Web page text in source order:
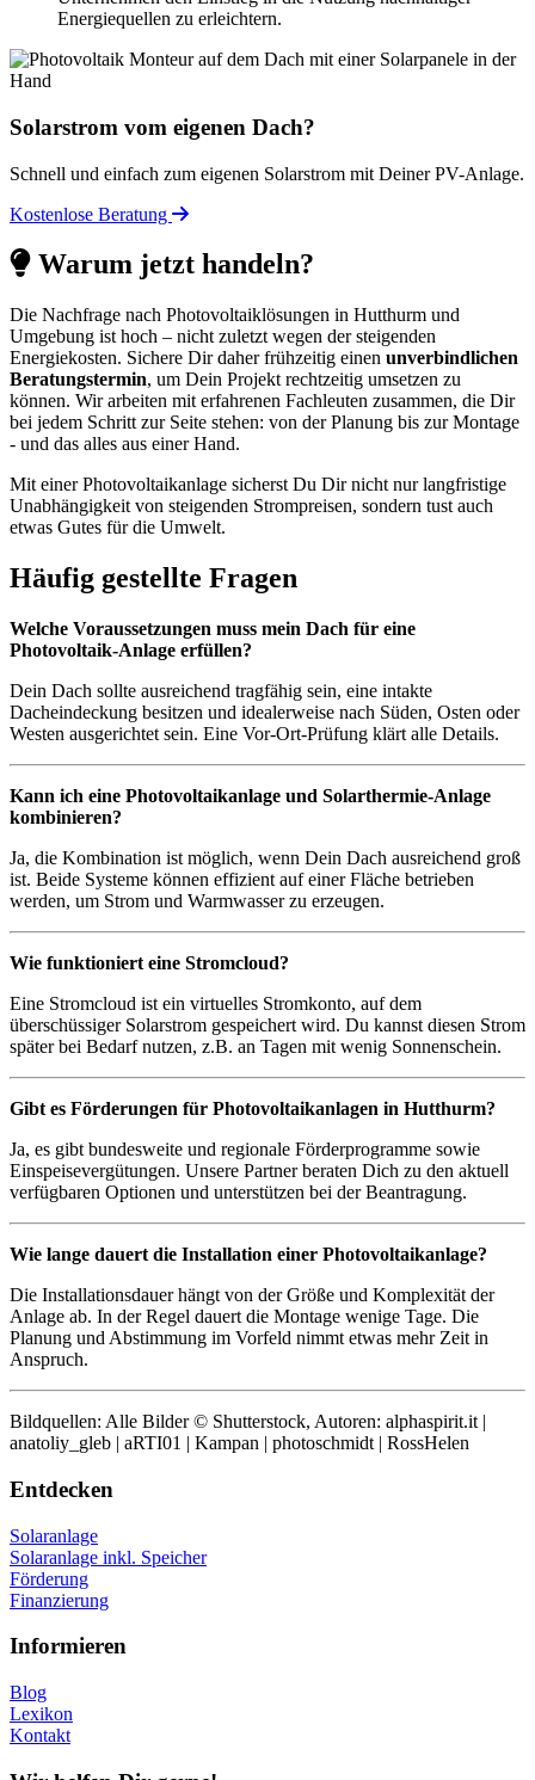
Energiequellen zu erleichtern.
Solarstrom vom eigenen Dach?
Schnell und einfach zum eigenen Solarstrom mit Deiner PV-Anlage.
Kostenlose Beratung
Warum jetzt handeln?
Die Nachfrage nach Photovoltaiklösungen in Hutthurm und
Umgebung ist hoch – nicht zuletzt wegen der steigenden
Energiekosten. Sichere Dir daher frühzeitig einen unverbindlichen
Beratungstermin, um Dein Projekt rechtzeitig umsetzen zu
können. Wir arbeiten mit erfahrenen Fachleuten zusammen, die Dir
bei jedem Schritt zur Seite stehen: von der Planung bis zur Montage
- und das alles aus einer Hand.
Mit einer Photovoltaikanlage sicherst Du Dir nicht nur langfristige
Unabhängigkeit von steigenden Strompreisen, sondern tust auch
etwas Gutes für die Umwelt.
Häufig gestellte Fragen
Welche Voraussetzungen muss mein Dach für eine
Photovoltaik-Anlage erfüllen?
Dein Dach sollte ausreichend tragfähig sein, eine intakte
Dacheindeckung besitzen und idealerweise nach Süden, Osten oder
Westen ausgerichtet sein. Eine Vor-Ort-Prüfung klärt alle Details.
Kann ich eine Photovoltaikanlage und Solarthermie-Anlage
kombinieren?
Ja, die Kombination ist möglich, wenn Dein Dach ausreichend groß
ist. Beide Systeme können effizient auf einer Fläche betrieben
werden, um Strom und Warmwasser zu erzeugen.
Wie funktioniert eine Stromcloud?
Eine Stromcloud ist ein virtuelles Stromkonto, auf dem
überschüssiger Solarstrom gespeichert wird. Du kannst diesen Strom
später bei Bedarf nutzen, z.B. an Tagen mit wenig Sonnenschein.
Gibt es Förderungen für Photovoltaikanlagen in Hutthurm?
Ja, es gibt bundesweite und regionale Förderprogramme sowie
Einspeisevergütungen. Unsere Partner beraten Dich zu den aktuell
verfügbaren Optionen und unterstützen bei der Beantragung.
Wie lange dauert die Installation einer Photovoltaikanlage?
Die Installationsdauer hängt von der Größe und Komplexität der
Anlage ab. In der Regel dauert die Montage wenige Tage. Die
Planung und Abstimmung im Vorfeld nimmt etwas mehr Zeit in
Anspruch.
Bildquellen: Alle Bilder © Shutterstock, Autoren: alphaspirit.it |
anatoliy_gleb | aRTI01 | Kampan | photoschmidt | RossHelen
Entdecken
Solaranlage
Solaranlage inkl. Speicher
Förderung
Finanzierung
Informieren
Blog
Lexikon
Kontakt